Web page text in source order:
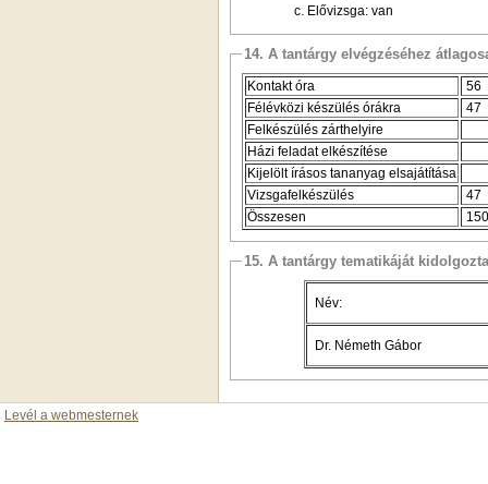
c. Elővizsga: van
14. A tantárgy elvégzéséhez
Kontakt óra
56
Félévközi készülés órákra
47
Felkészülés zárthelyire
Házi feladat elkészítése
Kijelölt írásos tananyag elsajátítása
Vizsgafelkészülés
47
Összesen
150
15. A tantárgy tematikáját kidolgozta
Név:
Dr. Németh Gábor
Levél a webmesternek